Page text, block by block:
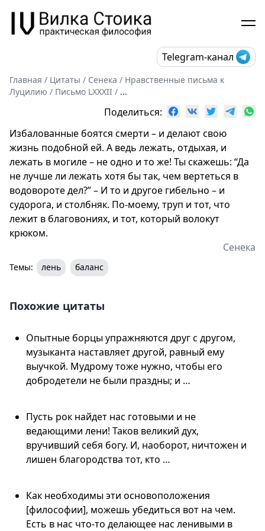
Telegram-канал
Главная / Цитаты / Сенека / Нравственные письма к
Луцилию / Письмо LXXXII / ...
Поделиться:
Избалованные боятся смерти – и делают свою
жизнь подобной ей. А ведь лежать, отдыхая, и
лежать в могиле – не одно и то же! Ты скажешь: “Да
не лучше ли лежать хотя бы так, чем вертеться в
водовороте дел?” – И то и другое гибельно – и
судорога, и столбняк. По-моему, труп и тот, что
лежит в благовониях, и тот, который волокут
крюком.
Сенека
Темы: лень баланс
Похожие цитаты
Опытные борцы упражняются друг с другом,
музыканта наставляет другой, равный ему
выучкой. Мудрому тоже нужно, чтобы его
добродетели не были праздны; и …
Пусть рок найдет нас готовыми и не
ведающими лени! Таков великий дух,
вручивший себя богу. И, наоборот, ничтожен и
лишен благородства тот, кто …
Как необходимы эти основоположения
[философии], можешь убедиться вот на чем.
Есть в нас что-то делающее нас ленивыми в